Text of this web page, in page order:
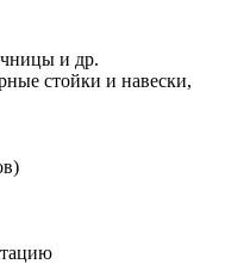
и др.
стойки и навески,